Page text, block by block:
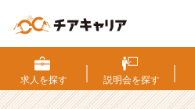
S・
選
考
求人を探す 説明会を探す